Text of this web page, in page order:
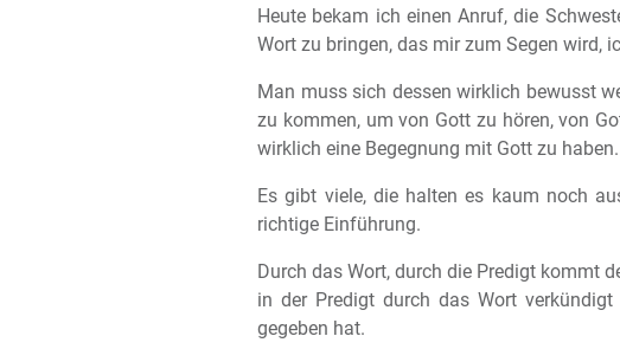
Heute bekam ich einen Anruf, die
Wort zu bringen, das mir zum Segen wird,
Man muss sich dessen wirklich bewusst
zu kommen, um von Gott zu hören, von
wirklich eine Begegnung mit Gott zu haben.
Es gibt viele, die halten es kaum noch
richtige Einführung.
Durch das Wort, durch die Predigt kommt
in der Predigt durch das Wort
gegeben hat.